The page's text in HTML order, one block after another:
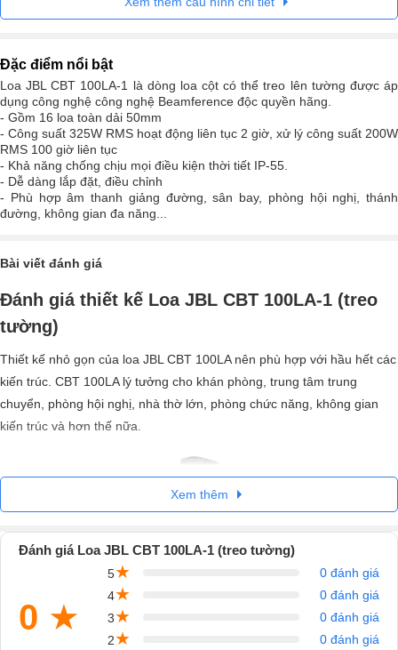
Đặc điểm nổi bật
Loa JBL CBT 100LA-1 là dòng loa cột có thể treo lên tường được áp
dụng công nghệ công nghệ Beamference độc quyền hãng.
- Gồm 16 loa toàn dải 50mm
- Công suất 325W RMS hoạt động liên tục 2 giờ, xử lý công suất 200W
RMS 100 giờ liên tục
- Khả năng chống chịu mọi điều kiện thời tiết IP-55.
- Dễ dàng lắp đặt, điều chỉnh
- Phù hợp âm thanh giảng đường, sân bay, phòng hội nghị, thánh
đường, không gian đa năng...
Bài viết đánh giá
Đánh giá thiết kế Loa JBL CBT 100LA-1 (treo
tường)
Thiết kế nhỏ gọn của loa JBL CBT 100LA nên phù hợp với hầu hết các
kiến ​​trúc. CBT 100LA lý tưởng cho khán phòng, trung tâm trung
chuyển, phòng hội nghị, nhà thờ lớn, phòng chức năng, không gian
kiến ​​trúc và hơn thế nữa.
Xem thêm
Đánh giá Loa JBL CBT 100LA-1 (treo tường)
0 ★
5★
0 đánh giá
4★
0 đánh giá
3★
0 đánh giá
2★
0 đánh giá